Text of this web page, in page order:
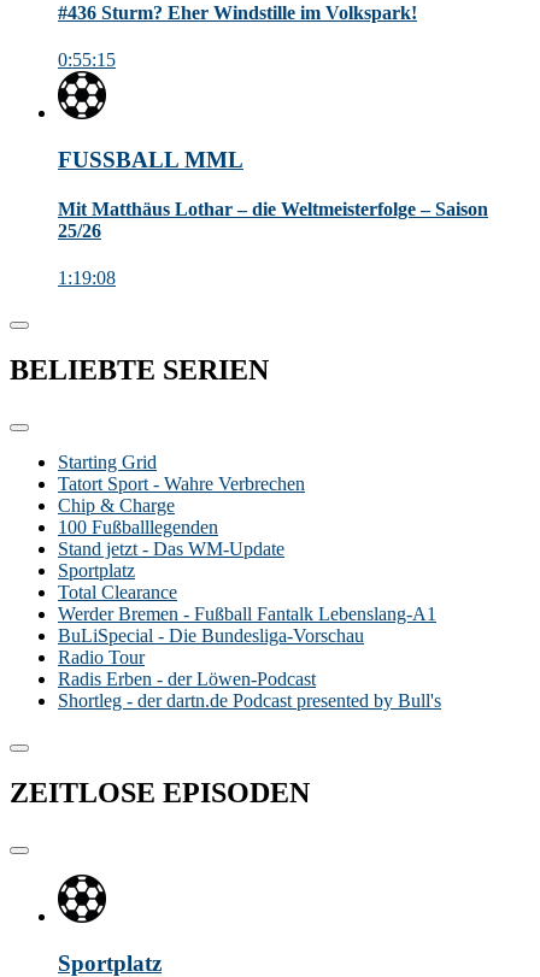
#436 Sturm? Eher Windstille im Volkspark!
0:55:15
FUSSBALL MML
Mit Matthäus Lothar – die Weltmeisterfolge – Saison
25/26
1:19:08
BELIEBTE SERIEN
Starting Grid
Tatort Sport - Wahre Verbrechen
Chip & Charge
100 Fußballlegenden
Stand jetzt - Das WM-Update
Sportplatz
Total Clearance
Werder Bremen - Fußball Fantalk Lebenslang-A1
BuLiSpecial - Die Bundesliga-Vorschau
Radio Tour
Radis Erben - der Löwen-Podcast
Shortleg - der dartn.de Podcast presented by Bull's
ZEITLOSE EPISODEN
Sportplatz